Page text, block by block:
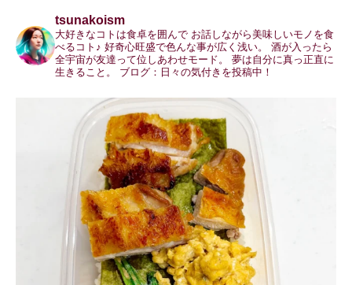
tsunakoism
大好きなコトは食卓を囲んで お話しながら美味しいモノを食
べるコト♪ 好奇心旺盛で色んな事が広く浅い。
酒が入ったら
全宇宙が友達って位しあわせモード。
夢は自分に真っ正直に
生きること。
ブログ：日々の気付きを投稿中！